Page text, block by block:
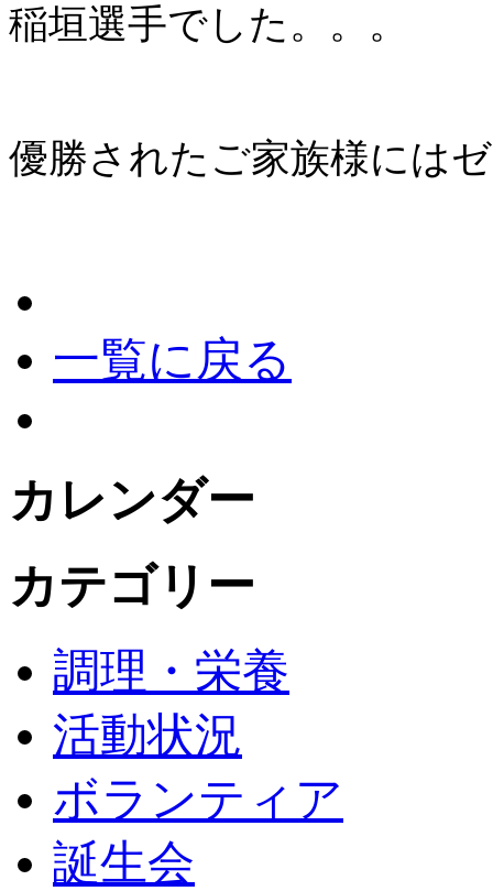
稲垣選手でした。。。
優勝されたご家族様には
一覧に戻る
カレンダー
カテゴリー
調理・栄養
活動状況
ボランティア
誕生会